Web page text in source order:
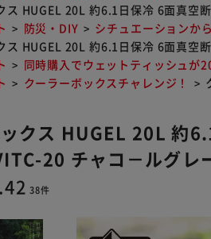
ス HUGEL 20L 約6.1日保冷 6面真
防災・DIY
シチュエーションか
ス HUGEL 20L 約6.1日保冷 6面真
同時購入でウェットティッシュが
クーラーボックスチャレンジ！
クス HUGEL 20L 約
20 チャコ－ルグ
38件